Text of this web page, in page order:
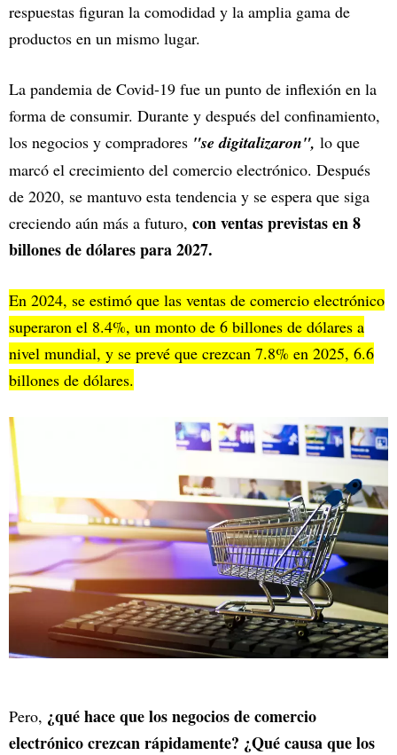
respuestas figuran la comodidad y la amplia gama de
productos en un mismo lugar.
La pandemia de Covid-19 fue un punto de inflexión en la
forma de consumir. Durante y después del confinamiento,
los negocios y compradores "se digitalizaron", lo que
marcó el crecimiento del comercio electrónico. Después
de 2020, se mantuvo esta tendencia y se espera que siga
creciendo aún más a futuro, con ventas previstas en 8
billones de dólares para 2027.
En 2024, se estimó que las ventas de comercio electrónico
superaron el 8.4%, un monto de 6 billones de dólares a
nivel mundial, y se prevé que crezcan 7.8% en 2025, 6.6
billones de dólares.
Pero, ¿qué hace que los negocios de comercio
electrónico crezcan rápidamente? ¿Qué causa que los